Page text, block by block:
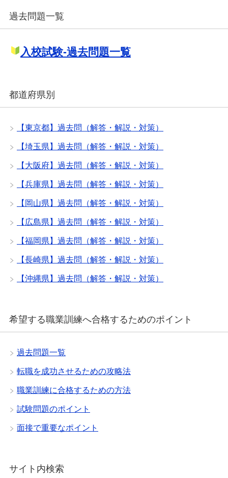
過去問題一覧
入校試験-過去問題一覧
都道府県別
【東京都】過去問（解答・解説・対策）
【埼玉県】過去問（解答・解説・対策）
【大阪府】過去問（解答・解説・対策）
【兵庫県】過去問（解答・解説・対策）
【岡山県】過去問（解答・解説・対策）
【広島県】過去問（解答・解説・対策）
【福岡県】過去問（解答・解説・対策）
【長崎県】過去問（解答・解説・対策）
【沖縄県】過去問（解答・解説・対策）
希望する職業訓練へ合格するためのポイント
過去問題一覧
転職を成功させるための攻略法
職業訓練に合格するための方法
試験問題のポイント
面接で重要なポイント
サイト内検索